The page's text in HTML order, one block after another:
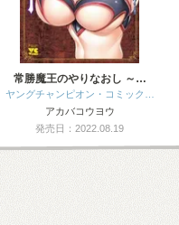
常勝魔王のやりなおし ～…
ヤングチャンピオン・コミック…
アカバコウヨウ
発売日：2022.08.19